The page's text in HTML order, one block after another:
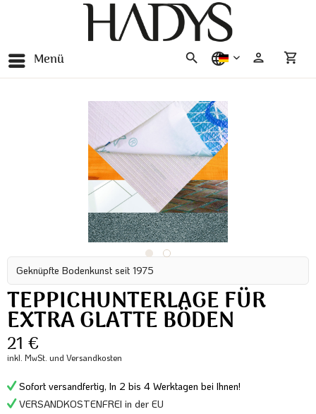
Menü deutsch
Geknüpfte Bodenkunst seit 1975
TEPPICHUNTERLAGE FÜR
EXTRA GLATTE BÖDEN
21 €
inkl. MwSt. und Versandkosten
Sofort versandfertig, In 2 bis 4 Werktagen bei Ihnen!
VERSANDKOSTENFREI in der EU